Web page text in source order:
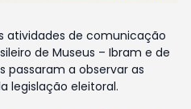
atividades de comunicação
de Museus – Ibram e de
passaram a observar as
legislação eleitoral.